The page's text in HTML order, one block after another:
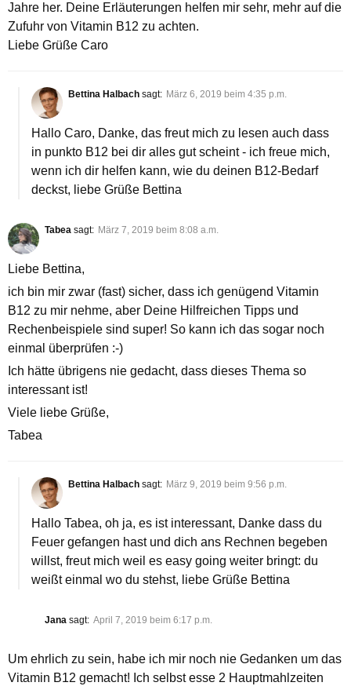
Jahre her. Deine Erläuterungen helfen mir sehr, mehr auf die
Zufuhr von Vitamin B12 zu achten.
Liebe Grüße Caro
Bettina Halbach sagt: März 6, 2019 beim 4:35 p.m.
Hallo Caro, Danke, das freut mich zu lesen auch dass
in punkto B12 bei dir alles gut scheint - ich freue mich,
wenn ich dir helfen kann, wie du deinen B12-Bedarf
deckst, liebe Grüße Bettina
Tabea sagt: März 7, 2019 beim 8:08 a.m.
Liebe Bettina,
ich bin mir zwar (fast) sicher, dass ich genügend Vitamin
B12 zu mir nehme, aber Deine Hilfreichen Tipps und
Rechenbeispiele sind super! So kann ich das sogar noch
einmal überprüfen :-)
Ich hätte übrigens nie gedacht, dass dieses Thema so
interessant ist!
Viele liebe Grüße,
Tabea
Bettina Halbach sagt: März 9, 2019 beim 9:56 p.m.
Hallo Tabea, oh ja, es ist interessant, Danke dass du
Feuer gefangen hast und dich ans Rechnen begeben
willst, freut mich weil es easy going weiter bringt: du
weißt einmal wo du stehst, liebe Grüße Bettina
Jana sagt: April 7, 2019 beim 6:17 p.m.
Um ehrlich zu sein, habe ich mir noch nie Gedanken um das
Vitamin B12 gemacht! Ich selbst esse 2 Hauptmahlzeiten